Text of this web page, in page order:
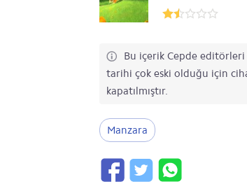
Bu içerik Cepde
tarihi çok eski olduğu için
kapatılmıştır.
Manzara